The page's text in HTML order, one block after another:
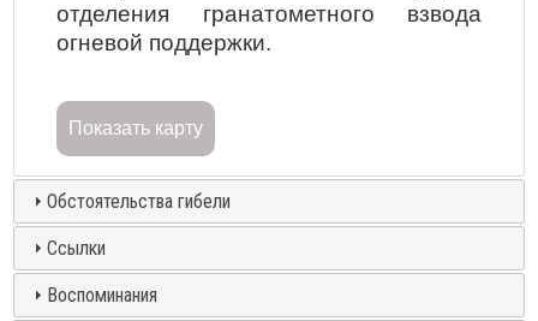
отделения гранатометного взвода
огневой поддержки.
Показать карту
Обстоятельства гибели
Ссылки
Воспоминания